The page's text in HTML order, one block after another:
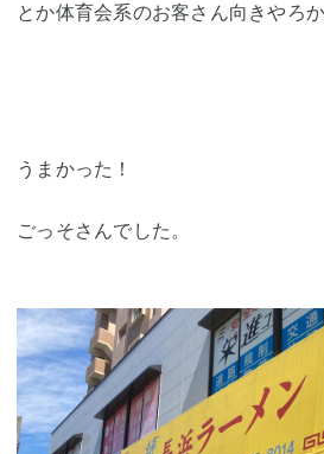
とか体育会系のお客さん向きやろ
うまかった！
ごっそさんでした。